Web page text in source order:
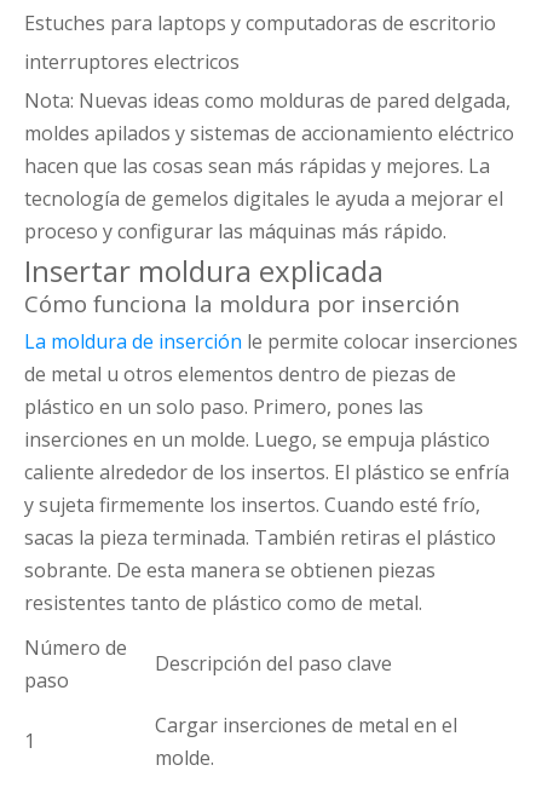
Estuches para laptops y computadoras de escritorio
interruptores electricos
Nota: Nuevas ideas como molduras de pared delgada,
moldes apilados y sistemas de accionamiento eléctrico
hacen que las cosas sean más rápidas y mejores. La
tecnología de gemelos digitales le ayuda a mejorar el
proceso y configurar las máquinas más rápido.
Insertar moldura explicada
Cómo funciona la moldura por inserción
La moldura de inserción le permite colocar inserciones
de metal u otros elementos dentro de piezas de
plástico en un solo paso. Primero, pones las
inserciones en un molde. Luego, se empuja plástico
caliente alrededor de los insertos. El plástico se enfría
y sujeta firmemente los insertos. Cuando esté frío,
sacas la pieza terminada. También retiras el plástico
sobrante. De esta manera se obtienen piezas
resistentes tanto de plástico como de metal.
Número de
paso
Descripción del paso clave
1
Cargar inserciones de metal en el
molde.